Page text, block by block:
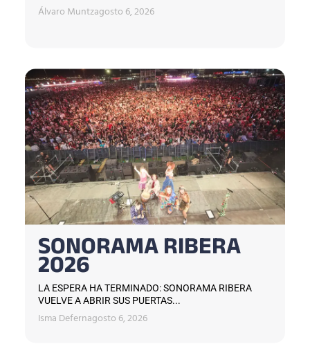
Álvaro Muntzagosto 6, 2026
SONORAMA RIBERA
2026
LA ESPERA HA TERMINADO: SONORAMA RIBERA
VUELVE A ABRIR SUS PUERTAS...
Isma Defernagosto 6, 2026